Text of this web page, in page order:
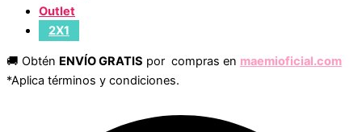
Outlet
2X1
🚚 Obtén ENVÍO GRATIS por compras en maemioficial.com
*Aplica términos y condiciones.